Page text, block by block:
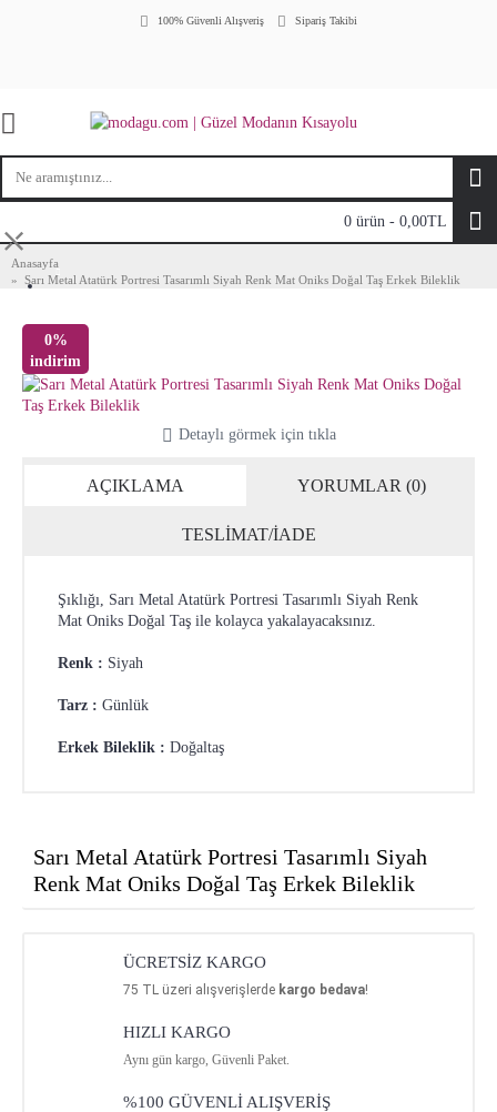
100% Güvenli Alışveriş Sipariş Takibi
⤬
0 ürün - 0,00TL
Anasayfa
Sarı Metal Atatürk Portresi Tasarımlı Siyah Renk Mat Oniks Doğal Taş Erkek Bileklik
0%
indirim
Detaylı görmek için tıkla
AÇIKLAMA YORUMLAR (0)
TESLİMAT/İADE
Şıklığı, Sarı Metal Atatürk Portresi Tasarımlı Siyah Renk
Mat Oniks Doğal Taş ile kolayca yakalayacaksınız.
Renk : Siyah
Tarz : Günlük
Erkek Bileklik : Doğaltaş
Sarı Metal Atatürk Portresi Tasarımlı Siyah
Renk Mat Oniks Doğal Taş Erkek Bileklik
ÜCRETSİZ KARGO
75 TL üzeri alışverişlerde kargo bedava!
HIZLI KARGO
Aynı gün kargo, Güvenli Paket.
%100 GÜVENLİ ALIŞVERİŞ